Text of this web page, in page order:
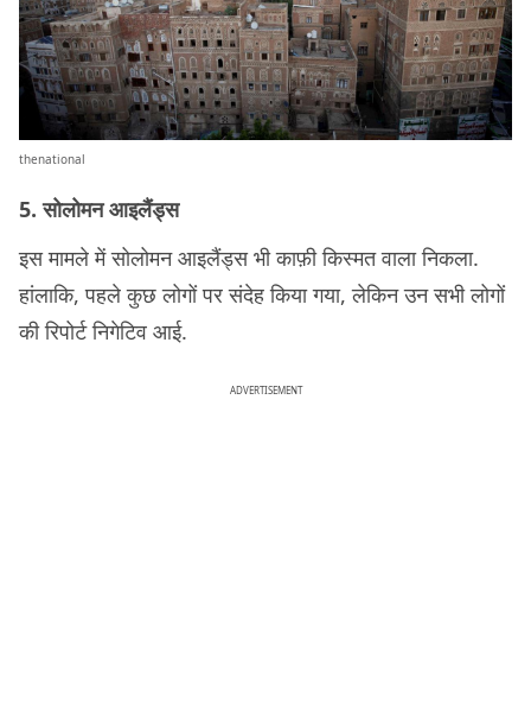
thenational
5. सोलोमन आइलैंड्स
इस मामले में सोलोमन आइलैंड्स भी काफ़ी किस्मत वाला निकला.
हांलाकि, पहले कुछ लोगों पर संदेह किया गया, लेकिन उन सभी लोगों
की रिपोर्ट निगेटिव आई.
ADVERTISEMENT